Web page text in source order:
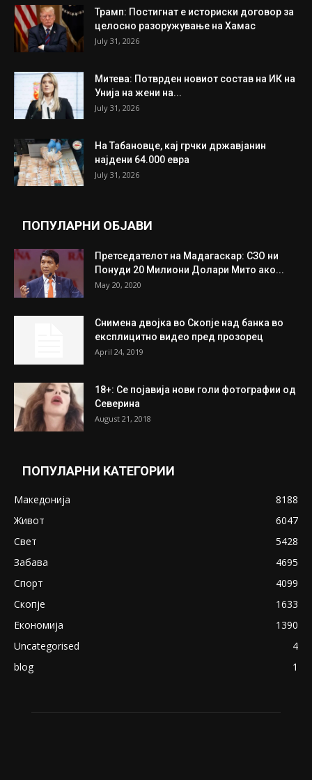
Трамп: Постигнат е историски договор за
целосно разоружување на Хамас
July 31, 2026
Митева: Потврден новиот состав на ИК на
Унија на жени на...
July 31, 2026
На Табановце, кај грчки државјанин
најдени 64.000 евра
July 31, 2026
ПОПУЛАРНИ ОБЈАВИ
Претседателот на Мадагаскар: СЗО ни
Понуди 20 Милиони Долари Мито ако...
May 20, 2020
Снимена двојка во Скопје над банка во
експлицитно видео пред прозорец
April 24, 2019
18+: Се појавија нови голи фотографии од
Северина
August 21, 2018
ПОПУЛАРНИ КАТЕГОРИИ
Македонија
8188
Живот
6047
Свет
5428
Забава
4695
Спорт
4099
Скопје
1633
Економија
1390
Uncategorised
4
blog
1